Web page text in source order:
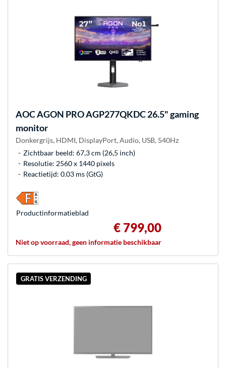
AOCAGON PRO AGP277QKDC 26.5" gaming
monitor
Donkergrijs, HDMI, DisplayPort, Audio, USB, 540Hz
Zichtbaar beeld: 67,3 cm (26,5 inch)
Resolutie: 2560 x 1440 pixels
Reactietijd: 0.03 ms (GtG)
€ 799,00
Niet op voorraad, geen informatie beschikbaar
Product­informatieblad
GRATIS VERZENDING